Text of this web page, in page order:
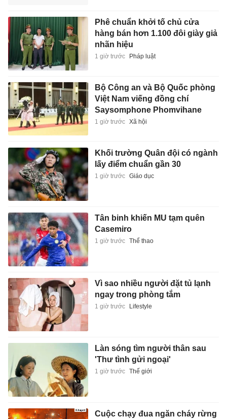
Phê chuẩn khởi tố chủ cửa
hàng bán hơn 1.100 đôi giày giả
nhãn hiệu
1 giờ trước Pháp luật
Bộ Công an và Bộ Quốc phòng
Việt Nam viếng đồng chí
Saysomphone Phomvihane
1 giờ trước Xã hội
Khối trường Quân đội có ngành
lấy điểm chuẩn gần 30
1 giờ trước Giáo dục
Tân binh khiến MU tạm quên
Casemiro
1 giờ trước Thể thao
Vì sao nhiều người đặt tủ lạnh
ngay trong phòng tắm
1 giờ trước Lifestyle
Làn sóng tìm người thân sau
'Thư tình gửi ngoại'
1 giờ trước Thế giới
Cuộc chạy đua ngăn cháy rừng